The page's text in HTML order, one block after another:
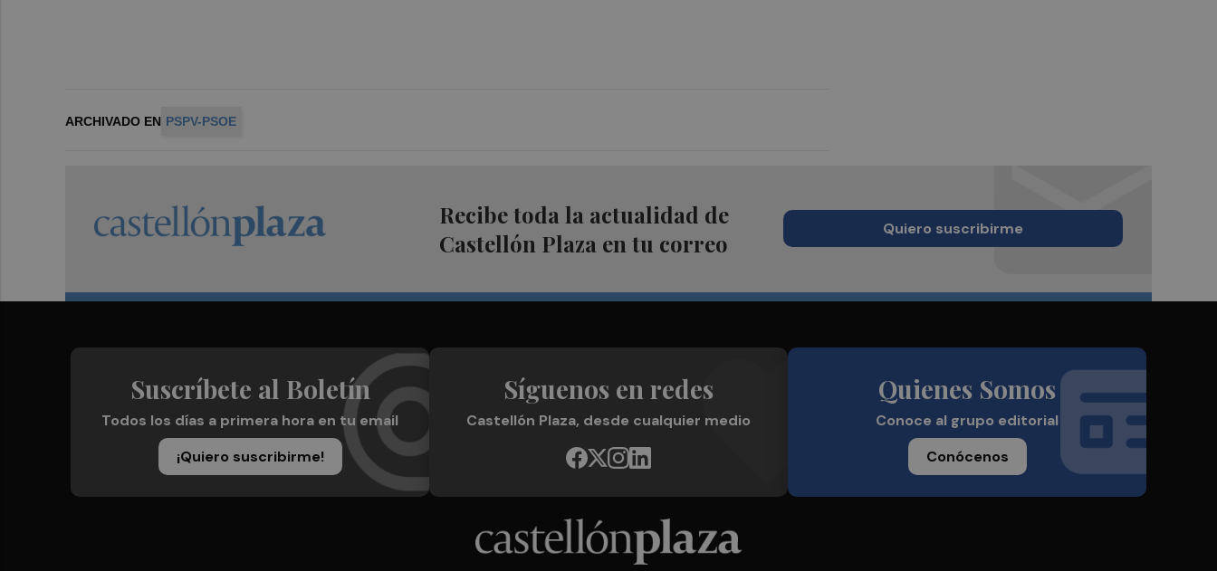
ARCHIVADO EN PSPV-PSOE
Recibe toda la actualidad de
Castellón Plaza en tu correo
Quiero suscribirme
Suscríbete al Boletín
Todos los días a primera hora en tu email
¡Quiero suscribirme!
Síguenos en redes
Castellón Plaza, desde cualquier medio
Quienes Somos
Conoce al grupo editorial
Conócenos